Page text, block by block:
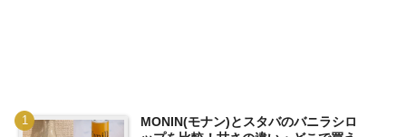
MONIN(モナン)とスタバのバニラシロ